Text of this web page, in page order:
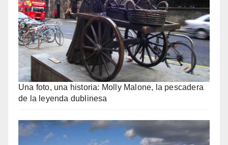
Una foto, una historia: Molly Malone, la pescadera
de la leyenda dublinesa